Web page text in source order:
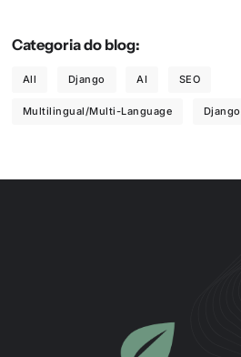
Categoria do blog:
All Django AI SEO
Multilingual/Multi-Language